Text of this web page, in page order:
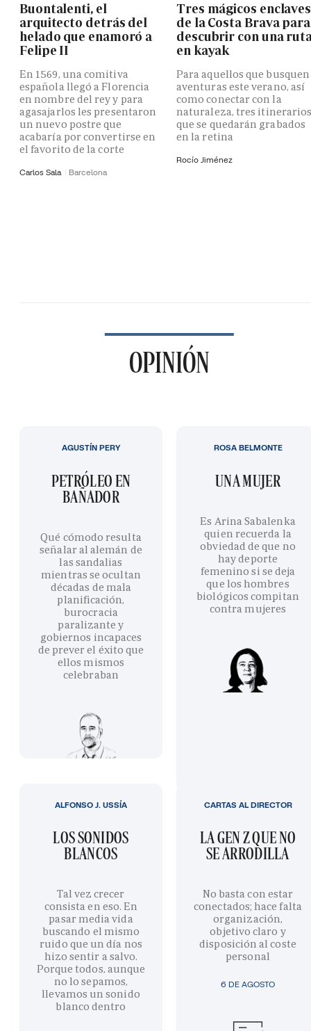
Buontalenti, el
arquitecto detrás del
helado que enamoró a
Felipe II
En 1569, una comitiva
española llegó a Florencia
en nombre del rey y para
agasajarlos les presentaron
un nuevo postre que
acabaría por convertirse en
el favorito de la corte
Carlos Sala Barcelona
Tres mágicos enclaves
de la Costa Brava para
descubrir con una
en kayak
Para aquellos que busquen
aventuras este verano, así
como conectar con la
naturaleza, tres
que se quedarán grabados
en la retina
Rocío Jiménez
OPINIÓN
PETRÓLEO EN
BAÑADOR
Qué cómodo resulta
señalar al alemán de
las sandalias
mientras se ocultan
décadas de mala
planificación,
burocracia
paralizante y
gobiernos incapaces
de prever el éxito que
ellos mismos
celebraban
AGUSTÍN PERY
UNA MUJER
Es Arina Sabalenka
quien recuerda la
obviedad de que no
hay deporte
femenino si se deja
que los hombres
biológicos compitan
contra mujeres
ROSA BELMONTE
LOS SONIDOS
BLANCOS
Tal vez crecer
consista en eso. En
pasar media vida
buscando el mismo
ruido que un día nos
hizo sentir a salvo.
Porque todos, aunque
no lo sepamos,
llevamos un sonido
blanco dentro
ALFONSO J. USSÍA
6 DE AGOSTO
LA GEN Z QUE NO
SE ARRODILLA
No basta con estar
conectados; hace falta
organización,
objetivo claro y
disposición al coste
personal
CARTAS AL DIRECTOR